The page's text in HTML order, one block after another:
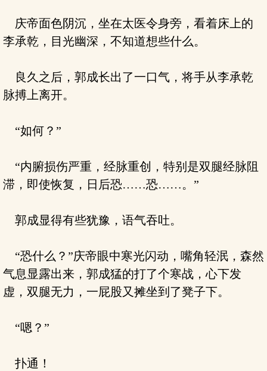
庆帝面色阴沉，坐在太医令身旁，看着床上的
李承乾，目光幽深，不知道想些什么。
良久之后，郭成长出了一口气，将手从李承乾
脉搏上离开。
“如何？”
“内腑损伤严重，经脉重创，特别是双腿经脉阻
滞，即使恢复，日后恐……恐……。”
郭成显得有些犹豫，语气吞吐。
“恐什么？”庆帝眼中寒光闪动，嘴角轻泯，森然
气息显露出来，郭成猛的打了个寒战，心下发
虚，双腿无力，一屁股又摊坐到了凳子下。
“嗯？”
扑通！